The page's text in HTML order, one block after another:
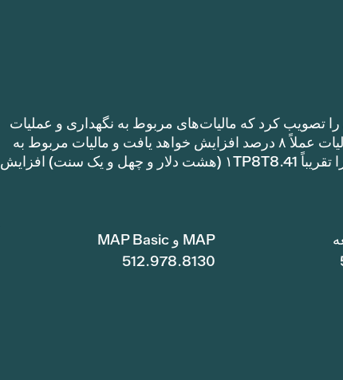
تصویب کرد که مالیات‌های مربوط به نگهداری و عملیات
را نسبت به نرخ مالیات سال گذشته افزایش می‌دهد. این نرخ مالیات عملاً ۸ درصد افزایش خواهد یافت و مالیات مربوط به
نگهداری و عملیات یک خانه با متراژ ۱TP8T100,000 متر مربع را تقریباً ۱TP8T8.41 (هشت دلار و چهل و یک سنت) افزایش
MAP و MAP Basic
512.978.8130